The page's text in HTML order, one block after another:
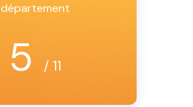
département
5 / 11